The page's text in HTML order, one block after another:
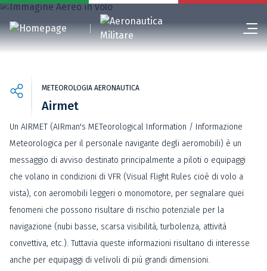
METEOROLOGIA AERONAUTICA
Airmet
Un AIRMET (AIRman's METeorological Information / Informazione
Meteorologica per il personale navigante degli aeromobili) è un
messaggio di avviso destinato principalmente a piloti o equipaggi
che volano in condizioni di VFR (Visual Flight Rules cioè di volo a
vista), con aeromobili leggeri o monomotore, per segnalare quei
fenomeni che possono risultare di rischio potenziale per la
navigazione (nubi basse, scarsa visibilità, turbolenza, attività
convettiva, etc.). Tuttavia queste informazioni risultano di interesse
anche per equipaggi di velivoli di più grandi dimensioni.